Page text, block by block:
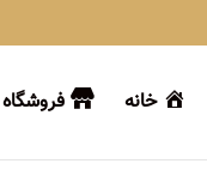
خانه فروشگاه